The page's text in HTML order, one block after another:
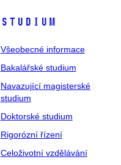
Studium
Všeobecné informace
Bakalářské studium
Navazující magisterské
studium
Doktorské studium
Rigorózní řízení
Celoživotní vzdělávání